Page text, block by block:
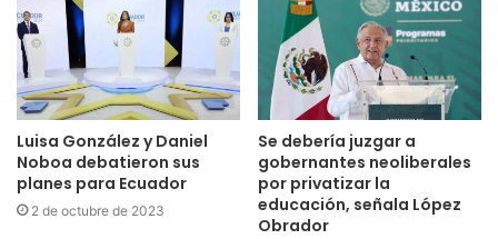
Luisa González y Daniel
Noboa debatieron sus
planes para Ecuador
2 de octubre de 2023
Se debería juzgar a
gobernantes neoliberales
por privatizar la
educación, señala López
Obrador